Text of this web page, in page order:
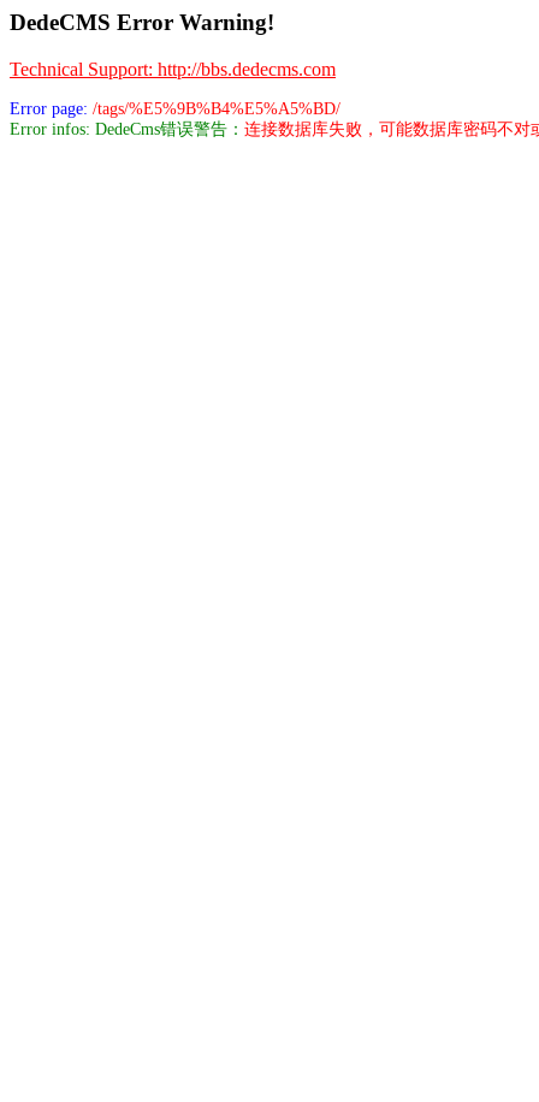
DedeCMS Error Warning!
Technical Support: http://bbs.dedecms.com
Error page: /tags/%E5%9B%B4%E5%A5%BD/
Error infos: DedeCms错误警告： 连接数据库失败，可能数据库密码不对